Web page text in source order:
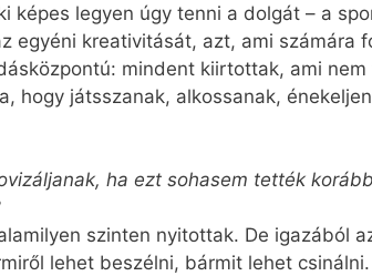
képes legyen úgy tenni a dolgát – a
egyéni kreativitását, azt, ami számára
mindent kiirtottak, ami nem
hogy játsszanak, alkossanak,
ha ezt sohasem tették
szinten nyitottak. De igazából
lehet beszélni, bármit lehet csinálni.